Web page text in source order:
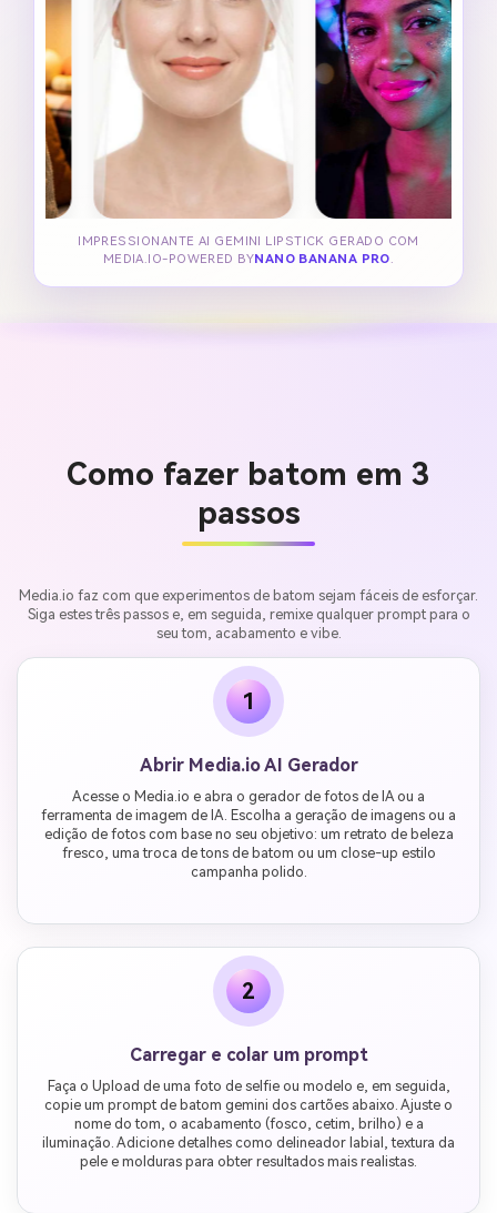
IMPRESSIONANTE AI GEMINI LIPSTICK GERADO COM
MEDIA.IO-POWERED BYNANO BANANA PRO.
Como fazer batom em 3
passos
Media.io faz com que experimentos de batom sejam fáceis de esforçar.
Siga estes três passos e, em seguida, remixe qualquer prompt para o
seu tom, acabamento e vibe.
1
Abrir Media.io AI Gerador
Acesse o Media.io e abra o gerador de fotos de IA ou a
ferramenta de imagem de IA. Escolha a geração de imagens ou a
edição de fotos com base no seu objetivo: um retrato de beleza
fresco, uma troca de tons de batom ou um close-up estilo
campanha polido.
2
Carregar e colar um prompt
Faça o Upload de uma foto de selfie ou modelo e, em seguida,
copie um prompt de batom gemini dos cartões abaixo. Ajuste o
nome do tom, o acabamento (fosco, cetim, brilho) e a
iluminação. Adicione detalhes como delineador labial, textura da
pele e molduras para obter resultados mais realistas.